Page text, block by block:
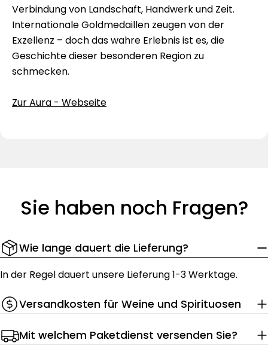
Verbindung von Landschaft, Handwerk und Zeit.
Internationale Goldmedaillen zeugen von der
Exzellenz – doch das wahre Erlebnis ist es, die
Geschichte dieser besonderen Region zu
schmecken.
Zur Aura - Webseite
Sie haben noch Fragen?
Wie lange dauert die Lieferung?
In der Regel dauert unsere Lieferung 1-3 Werktage.
Versandkosten für Weine und Spirituosen
Mit welchem Paketdienst versenden Sie?